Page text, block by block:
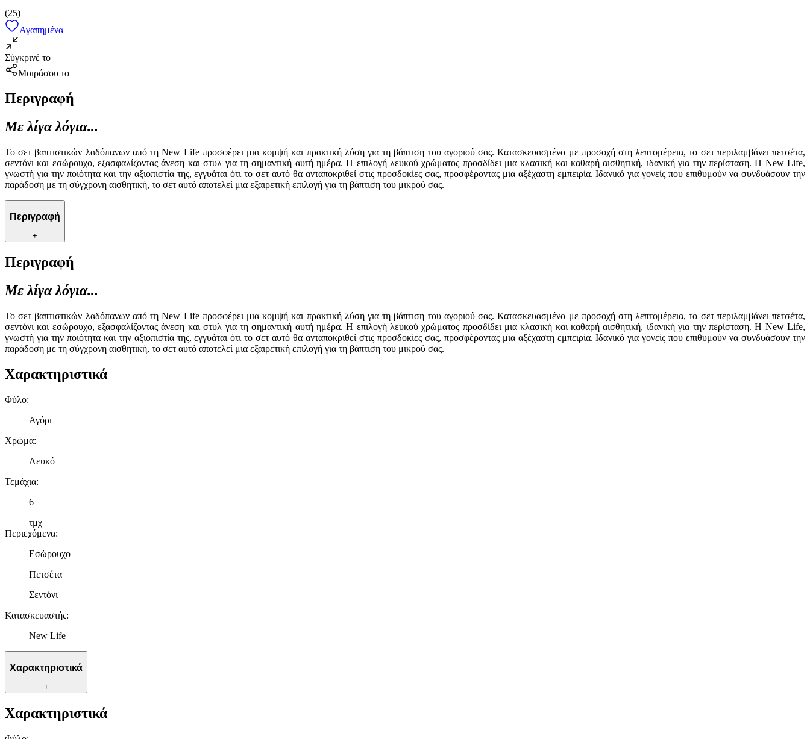
(25)
Αγαπημένα
Σύγκρινέ το
Μοιράσου το
Περιγραφή
Με λίγα λόγια...
Το σετ βαπτιστικών λαδόπανων από τη New Life προσφέρει μια κομψή και πρακτική λύση για τη βάπτιση του αγοριού σας. Κατασκευασμένο με προσοχή στη λεπτομέρεια, το σετ περιλαμβάνει πετσέτα,
σεντόνι και εσώρουχο, εξασφαλίζοντας άνεση και στυλ για τη σημαντική αυτή ημέρα. Η επιλογή λευκού χρώματος προσδίδει μια κλασική και καθαρή αισθητική, ιδανική για την περίσταση. Η New Life,
γνωστή για την ποιότητα και την αξιοπιστία της, εγγυάται ότι το σετ αυτό θα ανταποκριθεί στις προσδοκίες σας, προσφέροντας μια αξέχαστη εμπειρία. Ιδανικό για γονείς που επιθυμούν να συνδυάσουν την
παράδοση με τη σύγχρονη αισθητική, το σετ αυτό αποτελεί μια εξαιρετική επιλογή για τη βάπτιση του μικρού σας.
Περιγραφή
+
Περιγραφή
Με λίγα λόγια...
Το σετ βαπτιστικών λαδόπανων από τη New Life προσφέρει μια κομψή και πρακτική λύση για τη βάπτιση του αγοριού σας. Κατασκευασμένο με προσοχή στη λεπτομέρεια, το σετ περιλαμβάνει πετσέτα,
σεντόνι και εσώρουχο, εξασφαλίζοντας άνεση και στυλ για τη σημαντική αυτή ημέρα. Η επιλογή λευκού χρώματος προσδίδει μια κλασική και καθαρή αισθητική, ιδανική για την περίσταση. Η New Life,
γνωστή για την ποιότητα και την αξιοπιστία της, εγγυάται ότι το σετ αυτό θα ανταποκριθεί στις προσδοκίες σας, προσφέροντας μια αξέχαστη εμπειρία. Ιδανικό για γονείς που επιθυμούν να συνδυάσουν την
παράδοση με τη σύγχρονη αισθητική, το σετ αυτό αποτελεί μια εξαιρετική επιλογή για τη βάπτιση του μικρού σας.
Χαρακτηριστικά
Φύλο:
Αγόρι
Χρώμα:
Λευκό
Τεμάχια:
6
τμχ
Περιεχόμενα:
Εσώρουχο
Πετσέτα
Σεντόνι
Κατασκευαστής:
New Life
Χαρακτηριστικά
+
Χαρακτηριστικά